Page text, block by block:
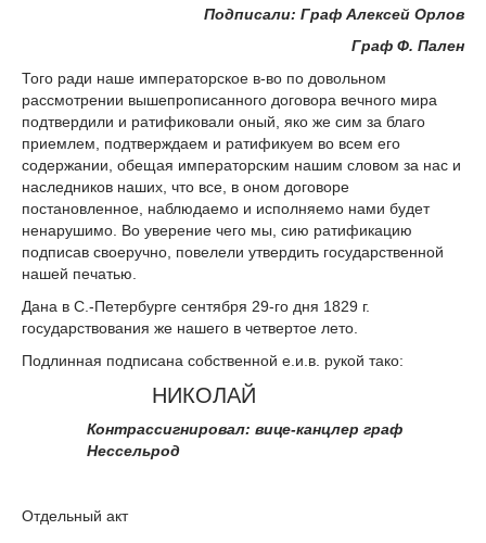
Подписали: Граф Алексей Орлов
Граф Ф. Пален
Того ради наше императорское в-во по довольном
рассмотрении вышепрописанного договора вечного мира
подтвердили и ратификовали оный, яко же сим за благо
приемлем, подтверждаем и ратификуем во всем его
содержании, обещая императорским нашим словом за нас и
наследников наших, что все, в оном договоре
постановленное, наблюдаемо и исполняемо нами будет
ненарушимо. Во уверение чего мы, сию ратификацию
подписав своеручно, повелели утвердить государственной
нашей печатью.
Дана в С.-Петербурге сентября 29-го дня 1829 г.
государствования же нашего в четвертое лето.
Подлинная подписана собственной е.и.в. рукой тако:
НИКОЛАЙ
Контрассигнировал: вице-канцлер граф
Нессельрод
Отдельный акт